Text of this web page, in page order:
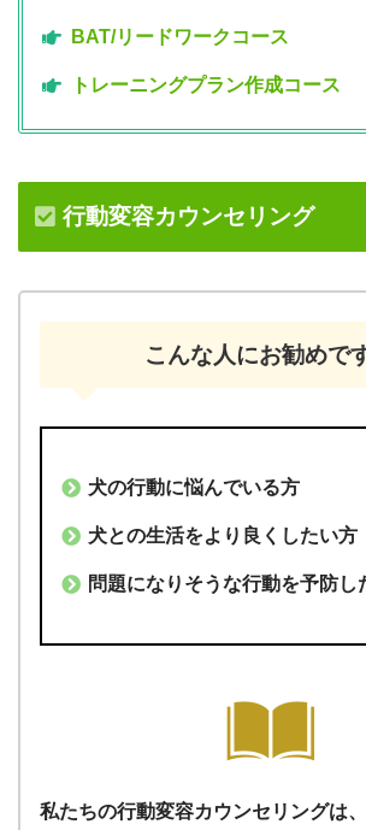
BAT/リードワークコース
トレーニングプラン作成コース
行動変容カウンセリング
こんな人にお勧めで
犬の行動に悩んでいる方
犬との生活をより良くしたい方
問題になりそうな行動を予防し
私たちの行動変容カウンセリングは